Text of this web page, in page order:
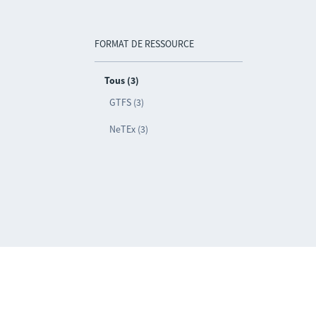
FORMAT DE RESSOURCE
Tous (3)
GTFS (3)
NeTEx (3)